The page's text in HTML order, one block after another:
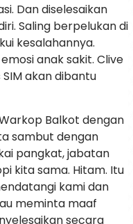
Dan diselesaikan
Saling berpelukan di
kesalahannya.
anak sakit. Clive
akan dibantu
Balkot dengan
sambut dengan
pangkat, jabatan
kita sama. Hitam. Itu
kami dan
meminta maaf
secara